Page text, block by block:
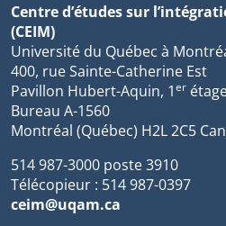
Centre d’études sur
(CEIM)
Université du Québec à
400, rue Sainte-Catherine Est
Pavillon Hubert-Aquin, 1er
Bureau A-1560
Montréal (Québec) H2L 2C5
514 987-3000 poste 3910
Télécopieur : 514 987-0397
ceim@uqam.ca